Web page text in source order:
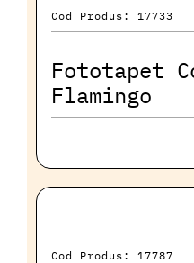
Cod Produs: 17733
Fototapet
Flamingo
Cod Produs: 17787